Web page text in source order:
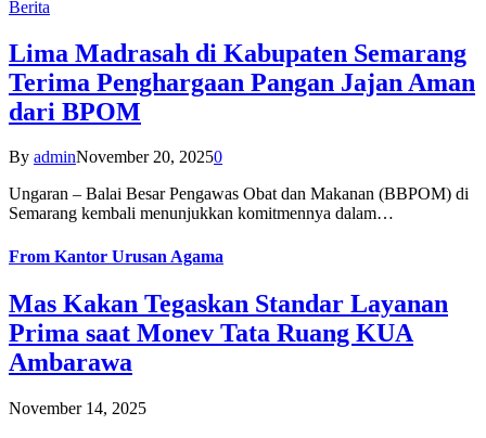
Berita
Lima Madrasah di Kabupaten Semarang
Terima Penghargaan Pangan Jajan Aman
dari BPOM
By adminNovember 20, 20250
Ungaran – Balai Besar Pengawas Obat dan Makanan (BBPOM) di
Semarang kembali menunjukkan komitmennya dalam…
From Kantor Urusan Agama
Mas Kakan Tegaskan Standar Layanan
Prima saat Monev Tata Ruang KUA
Ambarawa
November 14, 2025